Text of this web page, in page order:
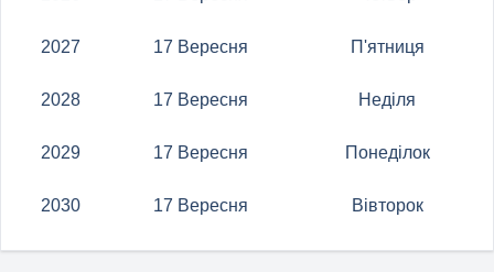
2027 17 Вересня П'ятниця
2028 17 Вересня Неділя
2029 17 Вересня Понеділок
2030 17 Вересня Вівторок